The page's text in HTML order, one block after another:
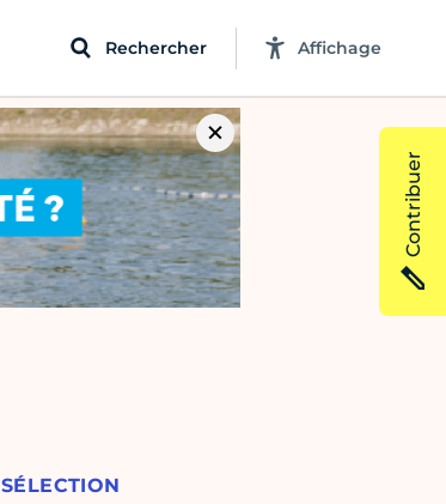
Rechercher Affichage
SÉLECTION
Contribuer